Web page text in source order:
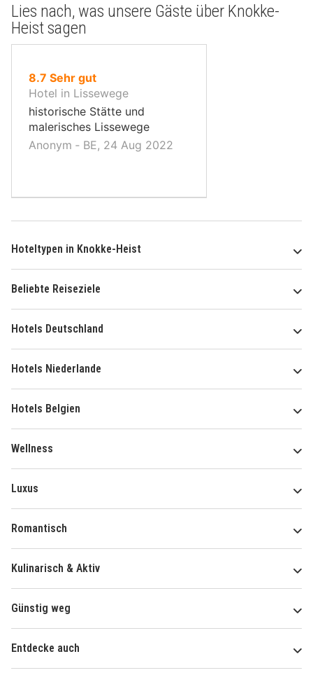
Lies nach, was unsere Gäste über Knokke-
Heist sagen
8.7 von
10,
Sehr gut
Hotel in Lissewege
historische Stätte und
malerisches Lissewege
Anonym ‐ BE, 24 Aug 2022
Hoteltypen in Knokke-Heist
Beliebte Reiseziele
Hotels Deutschland
Hotels Niederlande
Hotels Belgien
Wellness
Luxus
Romantisch
Kulinarisch & Aktiv
Günstig weg
Entdecke auch